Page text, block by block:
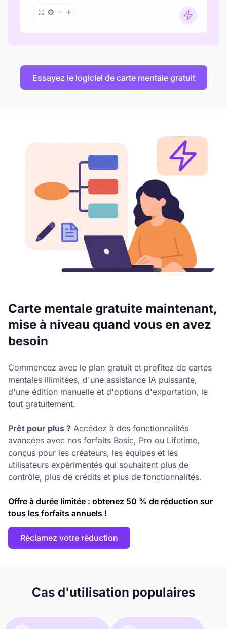
Essayez le logiciel de carte mentale gratuit
Carte mentale gratuite maintenant,
mise à niveau quand vous en avez
besoin
Commencez avec le plan gratuit et profitez de cartes
mentales illimitées, d'une assistance IA puissante,
d'une édition manuelle et d'options d'exportation, le
tout gratuitement.
Prêt pour plus ? Accédez à des fonctionnalités
avancées avec nos forfaits Basic, Pro ou Lifetime,
conçus pour les créateurs, les équipes et les
utilisateurs expérimentés qui souhaitent plus de
contrôle, plus de crédits et plus de fonctionnalités.
Offre à durée limitée : obtenez 50 % de réduction sur
tous les forfaits annuels !
Réclamez votre réduction
Cas d'utilisation populaires